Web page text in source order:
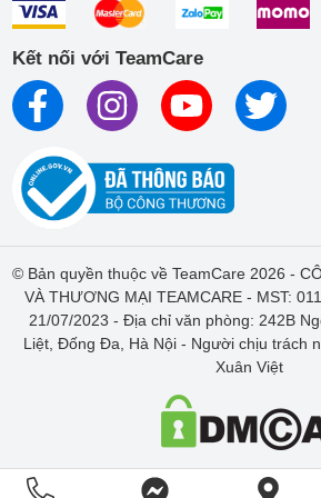
TeamCare lựa chọn sử dụng để thay thế
dành cho các dịch vụ sửa chữa. Thời
thuộc vào dịch vụ mà khách hàng sử
ngũ vận chuyển đảm bảo sản phẩm
nguyên vẹn.
Các linh kiện được sử dụng tại
Kết nối với TeamCare
© Bản quyền thuộc về TeamCare 2026 -
VÀ THƯƠNG MẠI TEAMCARE - MST:
21/07/2023 - Địa chỉ văn phòng: 242B
Liệt, Đống Đa, Hà Nội - Người chịu trách
Xuân Việt